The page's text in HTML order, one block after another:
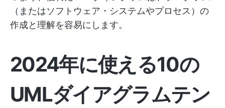
（またはソフトウェア・システムやプロセス）の
作成と理解を容易にします。
2024年に使える10の
UMLダイアグラムテン